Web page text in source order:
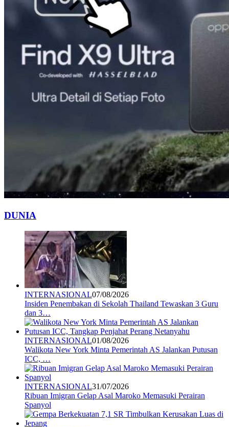
DUNIA
INTERNASIONAL07/08/2026
Insiden Penembakan di Sekolah Thailand Tewaskan 3 Guru
dan 3…
INTERNASIONAL01/08/2026
Walikota New York Minta Pemerintah AS Jalankan Putusan
ICC, …
INTERNASIONAL31/07/2026
Ribuan Imigran Gelap Asal Maroko Memasuki Perairan
Spanyol